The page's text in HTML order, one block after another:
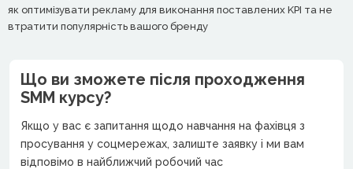
як оптимізувати рекламу для виконання поставлених KPI та не
втратити популярність вашого бренду
Що ви зможете після проходження
SMM курсу?
Якщо у вас є запитання щодо навчання на фахівця з
просування у соцмережах, залиште заявку і ми вам
відповімо в найближчий робочий час